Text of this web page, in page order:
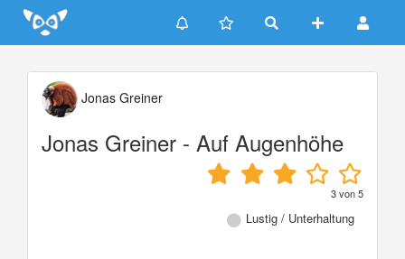
Update cookies preferences
Jonas Greiner
Jonas Greiner - Auf Augenhöhe
3von5
Lustig / Unterhaltung